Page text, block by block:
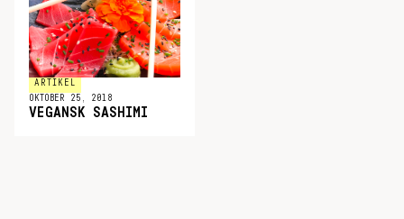
ARTIKEL
OKTOBER 25, 2018
VEGANSK SASHIMI